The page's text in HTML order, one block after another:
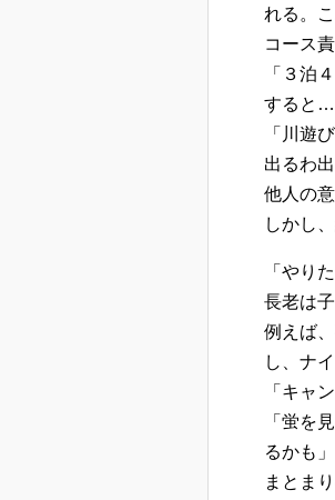
れる。
コース
「３泊
すると…
「川遊
出るわ
他人の
しかし
「やり
長老は
例えば
し、ナ
「キャ
「蛍を
るかも」
まとま